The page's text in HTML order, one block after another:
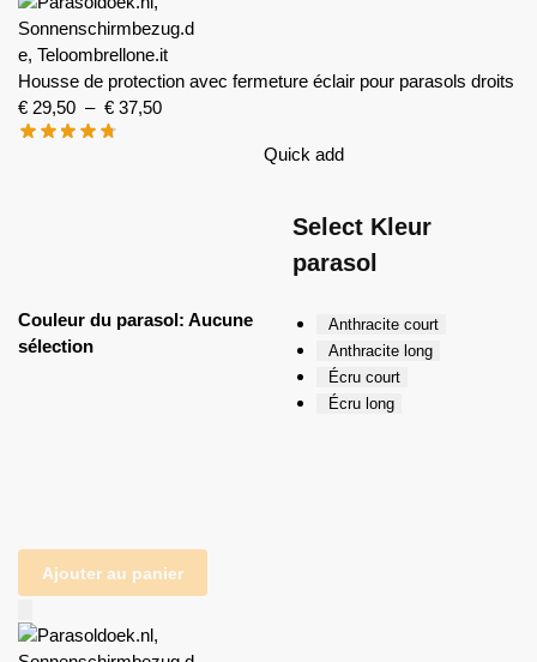
Housse de protection avec fermeture éclair pour parasols droits
€ 29,50 – € 37,50
Couleur du parasol: Aucune
sélection
Quick add
Select Kleur
parasol
Anthracite court
Anthracite long
Écru court
Écru long
Ajouter au panier